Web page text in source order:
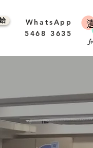
WhatsApp
5468 3635